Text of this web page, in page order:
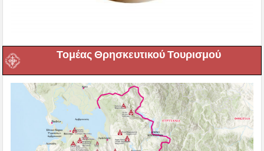
Τομέας Θρησκευτικού Τουρισμού